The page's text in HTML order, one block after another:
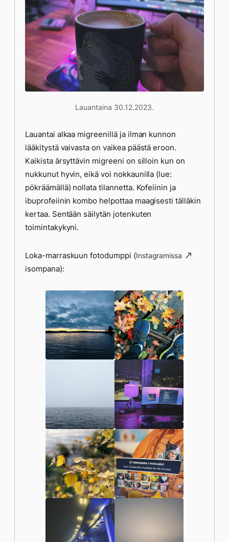
Lauantaina 30.12.2023.
Lauantai alkaa migreenillä ja ilman kunnon
lääkitystä vaivasta on vaikea päästä eroon.
Kaikista ärsyttävin migreeni on silloin kun on
nukkunut hyvin, eikä voi nokkaunilla (lue:
pökräämällä) nollata tilannetta. Kofeiinin ja
ibuprofeiinin kombo helpottaa maagisesti tälläkin
kertaa. Sentään säilytän jotenkuten
toimintakykyni.
Loka-marraskuun fotodumppi (Instagramissa
isompana):